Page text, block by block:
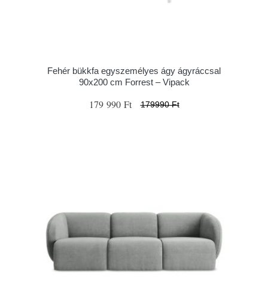
Fehér bükkfa egyszemélyes ágy ágyráccsal
90x200 cm Forrest – Vipack
179 990 Ft 179990 Ft